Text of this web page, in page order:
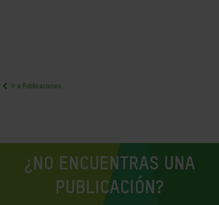
Ir a Publicaciones
¿NO ENCUENTRAS UNA
PUBLICACIÓN?